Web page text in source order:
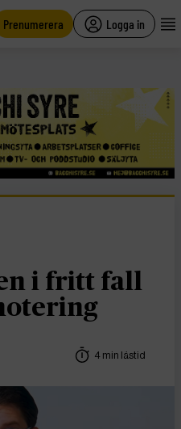
Prenumerera Logga in
i fritt fall
4 min lästid